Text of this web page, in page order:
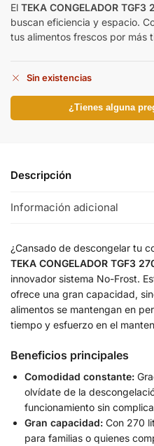
El TEKA CONGELADOR TGF3
buscan eficiencia y espacio.
tus alimentos frescos por más
Sin existencias
¿Tienes alguna
Descripción
Información adicional
¿Cansado de descongelar tu
TEKA CONGELADOR TGF3
innovador sistema No-Frost.
ofrece una gran capacidad,
alimentos se mantengan en
tiempo y esfuerzo en el
Beneficios principales
Comodidad constante:
olvídate de la
funcionamiento sin
Gran capacidad: Con 270
para familias o quienes